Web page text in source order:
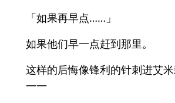
「如果再早点……」
如果他们早一点赶到那里。
这样的后悔像锋利的针刺进艾
——